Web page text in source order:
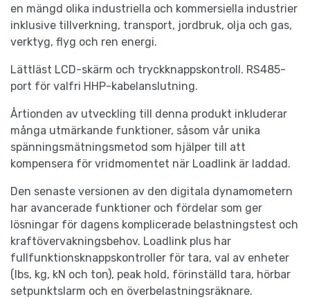
en mängd olika industriella och kommersiella industrier
inklusive tillverkning, transport, jordbruk, olja och gas,
verktyg, flyg och ren energi.
Lättläst LCD-skärm och tryckknappskontroll. RS485-
port för valfri HHP-kabelanslutning.
Årtionden av utveckling till denna produkt inkluderar
många utmärkande funktioner, såsom vår unika
spänningsmätningsmetod som hjälper till att
kompensera för vridmomentet när Loadlink är laddad.
Den senaste versionen av den digitala dynamometern
har avancerade funktioner och fördelar som ger
lösningar för dagens komplicerade belastningstest och
kraftövervakningsbehov. Loadlink plus har
fullfunktionsknappskontroller för tara, val av enheter
(lbs, kg, kN och ton), peak hold, förinställd tara, hörbar
setpunktslarm och en överbelastningsräknare.